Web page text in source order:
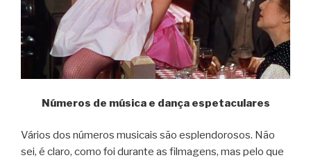
Números de música e dança espetaculares
Vários dos números musicais são esplendorosos. Não
sei, é claro, como foi durante as filmagens, mas pelo que